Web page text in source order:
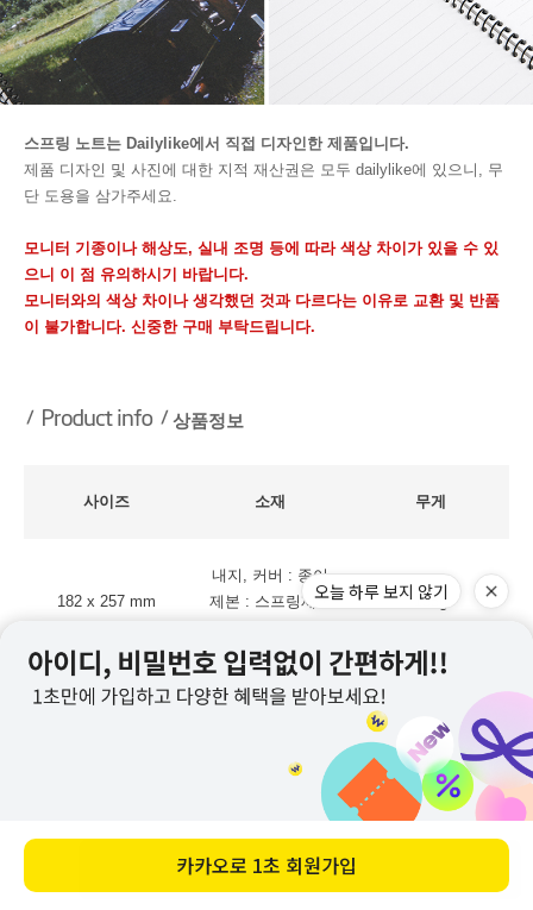
바로 구매하기
스프링 노트는 Dailylike에서 직접 디자인한 제품입니다.
제품 디자인 및 사진에 대한 지적 재산권은 모두 dailylike에 있으니, 무
단 도용을 삼가주세요.
모니터 기종이나 해상도, 실내 조명 등에 따라 색상 차이가 있을 수 있
으니 이 점 유의하시기 바랍니다.
모니터와의 색상 차이나 생각했던 것과 다르다는 이유로 교환 및 반품
이 불가합니다. 신중한 구매 부탁드립니다.
상품정보
사이즈 소재 무게
182 x 257 mm
내지, 커버 : 종이
제본 : 스프링제본
155g
데일리라이크 지적재산권 안내
- 데일리라이크의 상표와 상품 디자인 및 이미지에 대한 모든 권리는 데일리라
오늘 하루 보지 않기
카카오로 1초 회원가입